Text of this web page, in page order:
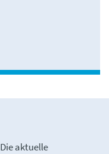
Die aktuelle